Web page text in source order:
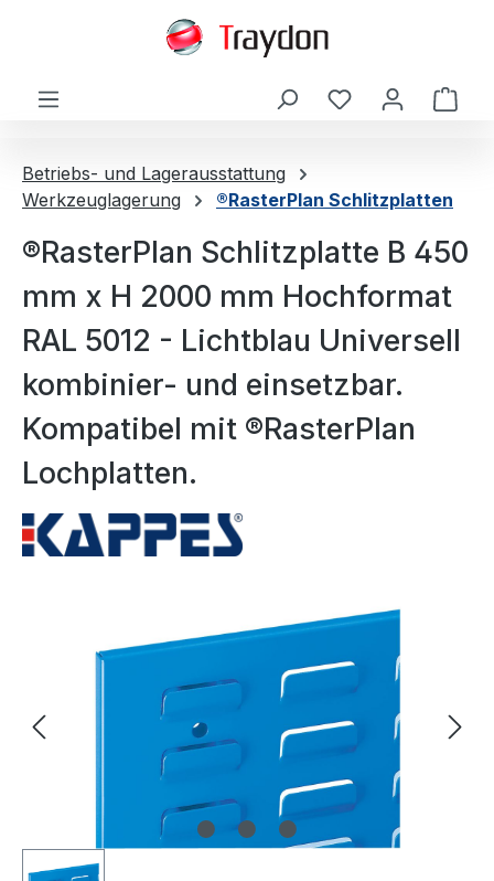
Betriebs- und Lagerausstattung
Werkzeuglagerung
®RasterPlan Schlitzplatten
®RasterPlan Schlitzplatte B 450
mm x H 2000 mm Hochformat
RAL 5012 - Lichtblau Universell
kombinier- und einsetzbar.
Kompatibel mit ®RasterPlan
Lochplatten.